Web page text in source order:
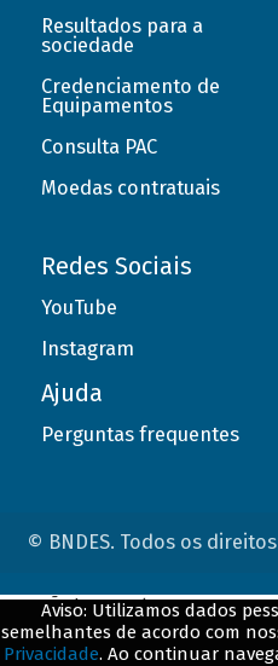
Resultados para a
sociedade
Credenciamento de
Equipamentos
Consulta PAC
Moedas contratuais
Redes Sociais
YouTube
Instagram
Ajuda
Perguntas frequentes
© BNDES. Todos os
Aviso: Utilizamos dados
semelhantes de acordo com
Privacidade. Ao continuar
ConteÃºdo complementar
${title}${badge}